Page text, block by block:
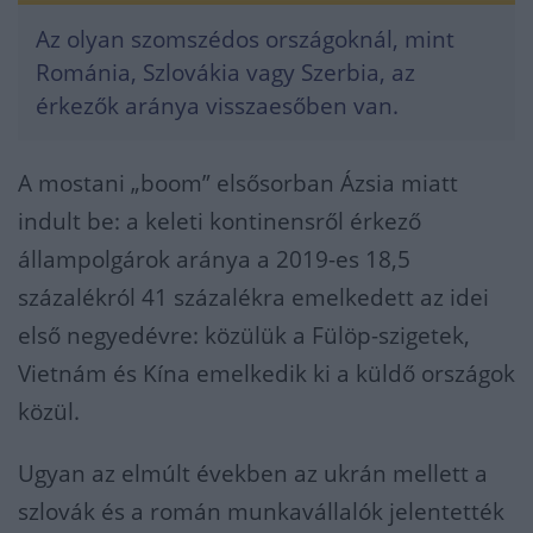
Az olyan szomszédos országoknál, mint
Románia, Szlovákia vagy Szerbia, az
érkezők aránya visszaesőben van.
A mostani „boom” elsősorban Ázsia miatt
indult be: a keleti kontinensről érkező
állampolgárok aránya a 2019-es 18,5
százalékról 41 százalékra emelkedett az idei
első negyedévre: közülük a Fülöp-szigetek,
Vietnám és Kína emelkedik ki a küldő országok
közül.
Ugyan az elmúlt években az ukrán mellett a
szlovák és a román munkavállalók jelentették